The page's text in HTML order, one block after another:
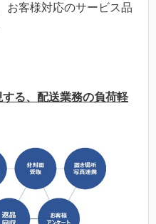
お客様対応のサービス品
る、配送業務の負荷軽